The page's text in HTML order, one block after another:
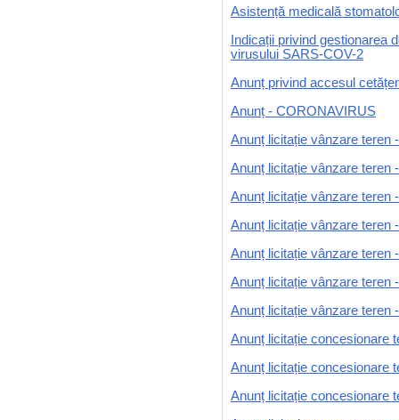
Asistență medicală
Indicații privind gestionarea
virusului SARS-COV-2
Anunț privind accesul
Anunț - CORONAVIRUS
Anunț licitație vânzare teren
Anunț licitație vânzare teren
Anunț licitație vânzare teren
Anunț licitație vânzare teren
Anunț licitație vânzare teren
Anunț licitație vânzare teren
Anunț licitație vânzare teren
Anunț licitație concesionare
Anunț licitație concesionare
Anunț licitație concesionare